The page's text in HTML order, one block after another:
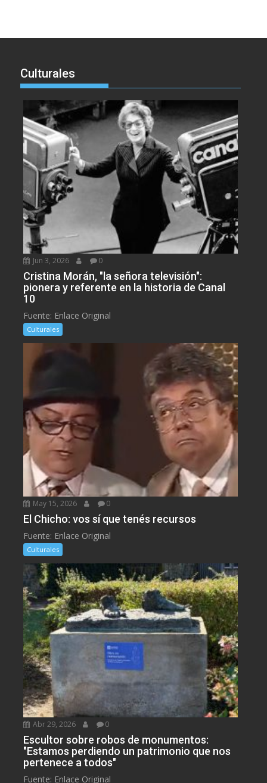
Culturales
Jun 3, 2026 0
Cristina Morán, "la señora televisión":
pionera y referente en la historia de Canal
10
Fuente: Enlace Original
Culturales
May 15, 2026 0
El Chicho: vos sí que tenés recursos
Fuente: Enlace Original
Culturales
Abr 29, 2026 0
Escultor sobre robos de monumentos:
"Estamos perdiendo un patrimonio que nos
pertenece a todos"
Fuente: Enlace Original